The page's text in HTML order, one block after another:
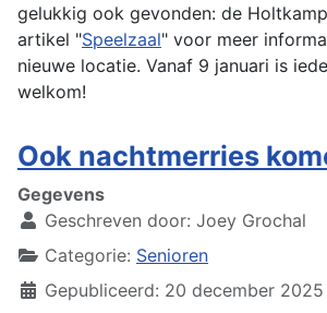
gelukkig ook gevonden: de
artikel "Speelzaal" voor meer
nieuwe locatie. Vanaf 9 januari is
welkom!
Ook nachtmerries
Gegevens
Geschreven door: Joey Grochal
Categorie: Senioren
Gepubliceerd: 20 december 2025